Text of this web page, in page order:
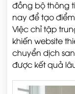
đồng bộ thông
nay để tạo
Việc chỉ tập
khiến website
chuyển dịch
được kết quả